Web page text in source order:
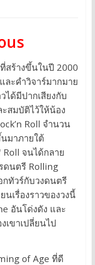
สร้างขึ้นในปี 2000
ละคำวิจาร์มากมาย
ได้มีปากเสียงกับ
สมบัติไว้ให้น้อง
Roll จำนวน
มาภายใต้
จนได้กลาย
ดนตรี Rolling
ทัวร์กับวงดนตรี
เรื่องราวของวงนี้
อันโด่งดัง และ
เขาเปลี่ยนไป
of Age ที่ดี